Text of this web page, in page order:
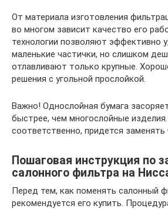
От материала изготовления
во многом зависит качество его
технологии позволяют эффективно
маленькие частички, но слишком
отлавливают только крупные.
решения с угольной прослойкой.
Важно! Однослойная бумага
быстрее, чем многослойные
соответственно, придется заменять
Пошаговая инструкция по
салонного фильтра на
Перед тем, как поменять салонный
рекомендуется его купить.